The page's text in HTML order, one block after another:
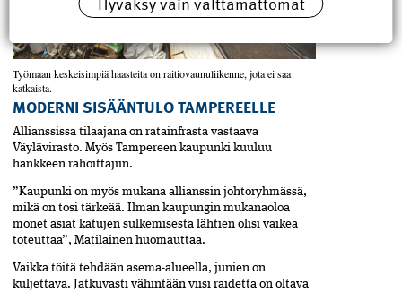
Työmaan keskeisimpiä haasteita on raitiovaunuliikenne, jota ei saa
katkaista.
MODERNI SISÄÄNTULO TAMPEREELLE
Allianssissa tilaajana on ratainfrasta vastaava
Väylävirasto. Myös Tampereen kaupunki kuuluu
hankkeen rahoittajiin.
”Kaupunki on myös mukana allianssin johtoryhmässä,
mikä on tosi tärkeää. Ilman kaupungin mukana­oloa
monet asiat katujen sulkemisesta lähtien olisi vaikea
toteuttaa”, Matilainen huomauttaa.
Vaikka töitä tehdään asema-alueella, junien on
kuljettava. Jatkuvasti vähintään viisi raidetta on oltava